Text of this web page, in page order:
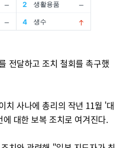
전달하고 조치 철회를 촉구했
치 사나에 총리의 작년 11월 '대
대한 보복 조치로 여겨진다.